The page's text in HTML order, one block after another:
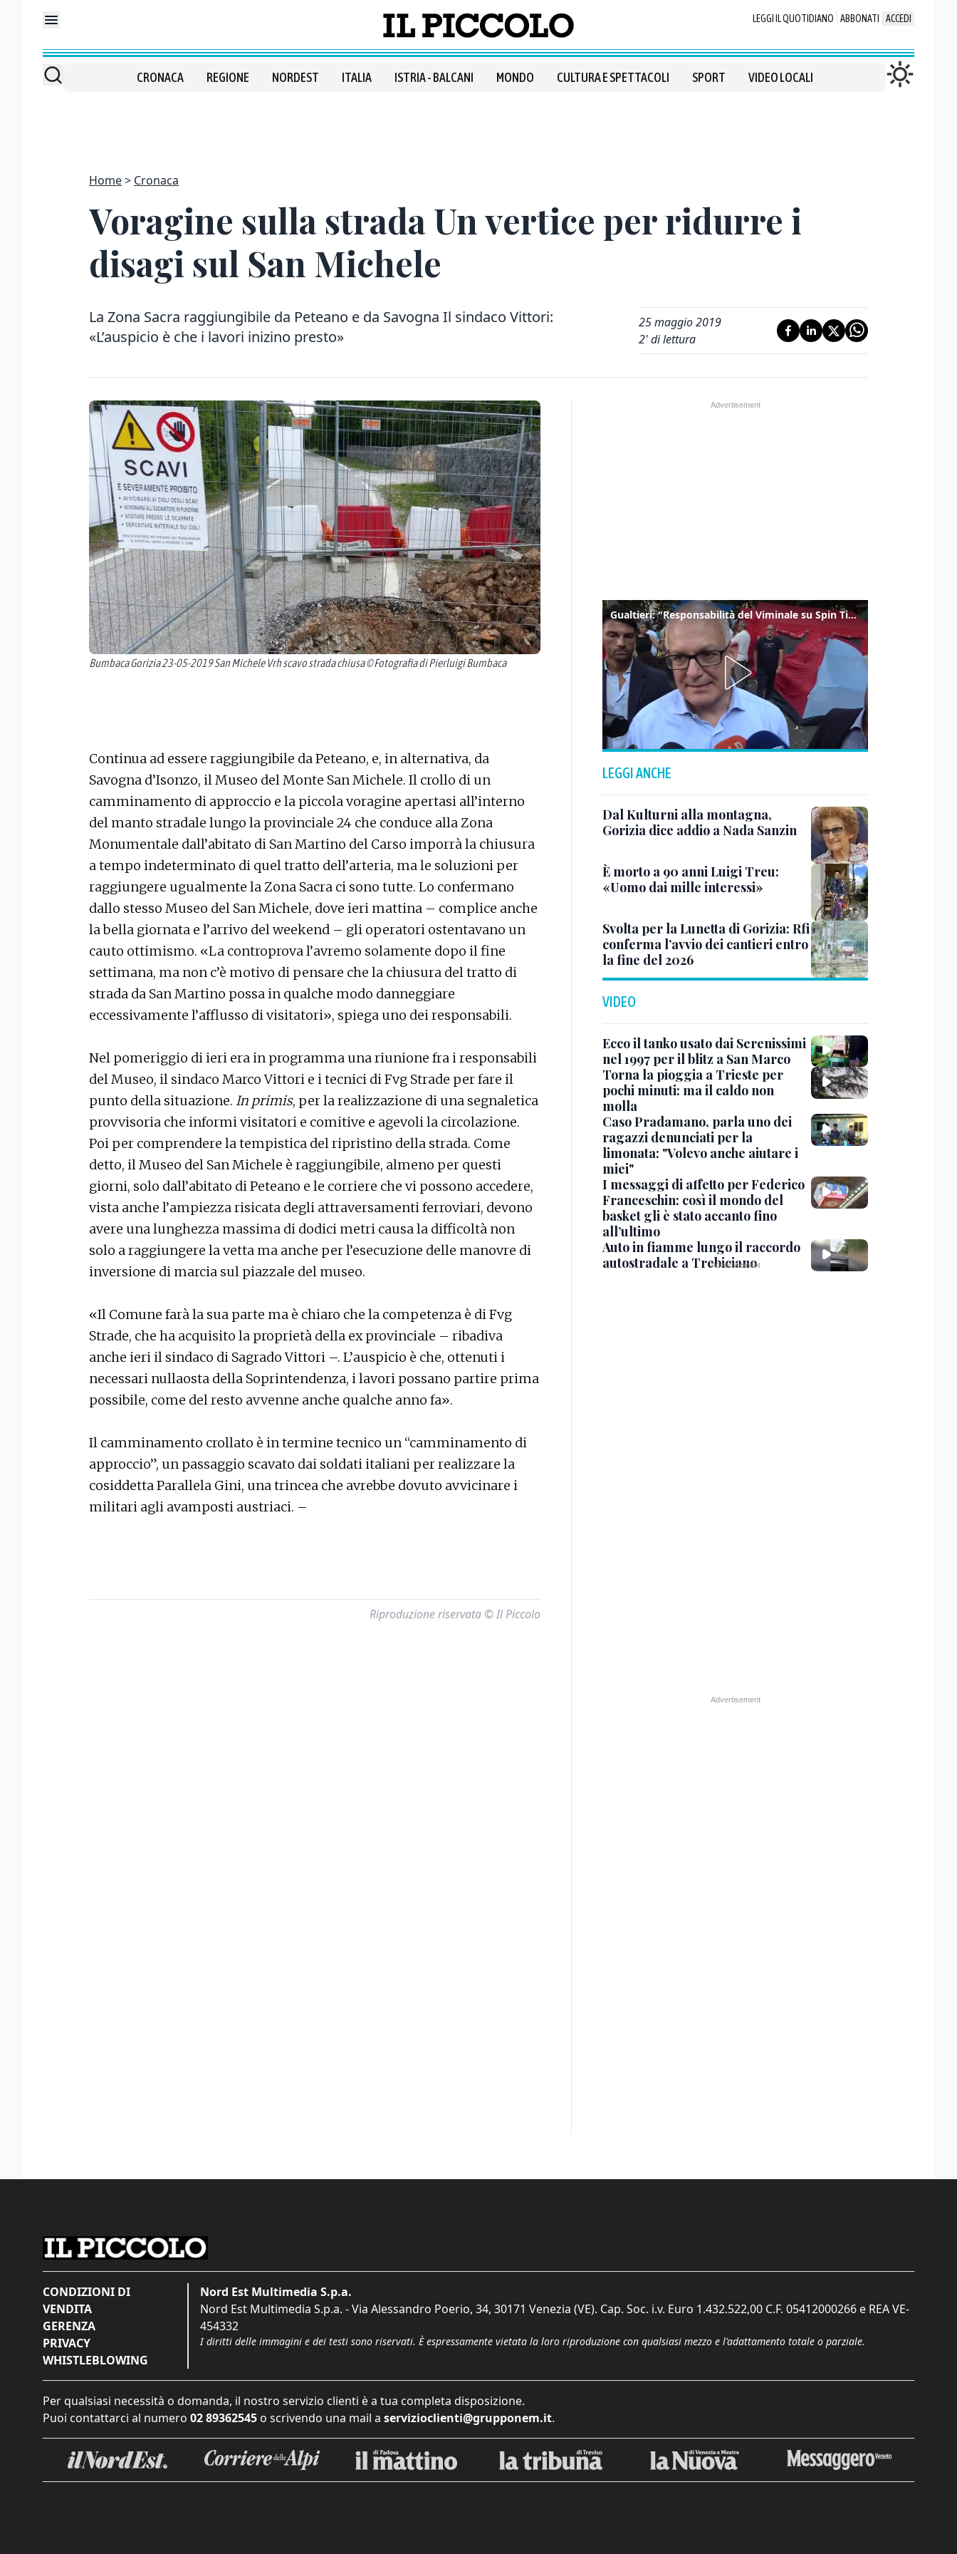
LEGGI IL QUOTIDIANO ABBONATI ACCEDI
CRONACA REGIONE NORDEST ITALIA ISTRIA - BALCANI MONDO CULTURA E SPETTACOLI SPORT VIDEO LOCALI
Home Cronaca
Voragine sulla strada Un vertice per ridurre i
disagi sul San Michele
La Zona Sacra raggiungibile da Peteano e da Savogna Il sindaco Vittori:
«L’auspicio è che i lavori inizino presto»
25 maggio 2019
2' di lettura
Bumbaca Gorizia 23-05-2019 San Michele Vrh scavo strada chiusa © Fotografia di Pierluigi Bumbaca
Continua ad essere raggiungibile da Peteano, e, in alternativa, da
Savogna d’Isonzo, il Museo del Monte San Michele. Il crollo di un
camminamento di approccio e la piccola voragine apertasi all’interno
del manto stradale lungo la provinciale 24 che conduce alla Zona
Monumentale dall’abitato di San Martino del Carso imporrà la chiusura
a tempo indeterminato di quel tratto dell’arteria, ma le soluzioni per
raggiungere ugualmente la Zona Sacra ci sono tutte. Lo confermano
dallo stesso Museo del San Michele, dove ieri mattina – complice anche
la bella giornata e l’arrivo del weekend – gli operatori ostentavano un
cauto ottimismo. «La controprova l’avremo solamente dopo il fine
settimana, ma non c’è motivo di pensare che la chiusura del tratto di
strada da San Martino possa in qualche modo danneggiare
eccessivamente l’afflusso di visitatori», spiega uno dei responsabili.
Nel pomeriggio di ieri era in programma una riunione fra i responsabili
del Museo, il sindaco Marco Vittori e i tecnici di Fvg Strade per fare il
punto della situazione. In primis, per la realizzazione di una segnaletica
provvisoria che informi visitatori e comitive e agevoli la circolazione.
Poi per comprendere la tempistica del ripristino della strada. Come
detto, il Museo del San Michele è raggiungibile, almeno per questi
giorni, solo dall’abitato di Peteano e le corriere che vi possono accedere,
vista anche l’ampiezza risicata degli attraversamenti ferroviari, devono
avere una lunghezza massima di dodici metri causa la difficoltà non
solo a raggiungere la vetta ma anche per l’esecuzione delle manovre di
inversione di marcia sul piazzale del museo.
«Il Comune farà la sua parte ma è chiaro che la competenza è di Fvg
Strade, che ha acquisito la proprietà della ex provinciale – ribadiva
anche ieri il sindaco di Sagrado Vittori –. L’auspicio è che, ottenuti i
necessari nullaosta della Soprintendenza, i lavori possano partire prima
possibile, come del resto avvenne anche qualche anno fa».
Il camminamento crollato è in termine tecnico un “camminamento di
approccio”, un passaggio scavato dai soldati italiani per realizzare la
cosiddetta Parallela Gini, una trincea che avrebbe dovuto avvicinare i
militari agli avamposti austriaci. –
Riproduzione riservata © Il Piccolo
Gualtieri: "Responsabilità del Viminale su Spin Time? La posizione dei partiti è nota"
LEGGI ANCHE
Dal Kulturni alla montagna,
Gorizia dice addio a Nada Sanzin
È morto a 90 anni Luigi Treu:
«Uomo dai mille interessi»
Svolta per la Lunetta di Gorizia: Rfi
conferma l’avvio dei cantieri entro
la fine del 2026
VIDEO
Ecco il tanko usato dai Serenissimi
nel 1997 per il blitz a San Marco
Torna la pioggia a Trieste per
pochi minuti: ma il caldo non
molla
Caso Pradamano, parla uno dei
ragazzi denunciati per la
limonata: "Volevo anche aiutare i
miei"
I messaggi di affetto per Federico
Franceschin: così il mondo del
basket gli è stato accanto fino
all’ultimo
Auto in fiamme lungo il raccordo
autostradale a Trebiciano
CONDIZIONI DI
VENDITA
GERENZA
PRIVACY
WHISTLEBLOWING
Nord Est Multimedia S.p.a.
Nord Est Multimedia S.p.a. - Via Alessandro Poerio, 34, 30171 Venezia (VE). Cap. Soc. i.v. Euro 1.432.522,00 C.F. 05412000266 e REA VE-
454332
I diritti delle immagini e dei testi sono riservati. È espressamente vietata la loro riproduzione con qualsiasi mezzo e l'adattamento totale o parziale.
Per qualsiasi necessità o domanda, il nostro servizio clienti è a tua completa disposizione.
Puoi contattarci al numero 02 89362545 o scrivendo una mail a servizioclienti@grupponem.it.